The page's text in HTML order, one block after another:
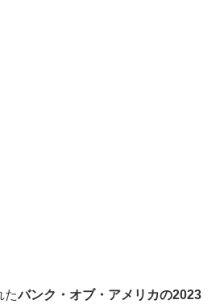
たバンク・オブ・アメリカの2023